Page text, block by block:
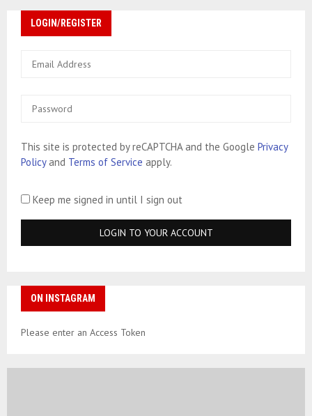
LOGIN/REGISTER
This site is protected by reCAPTCHA and the Google Privacy
Policyand Terms of Service apply.
Keep me signed in until I sign out
ON INSTAGRAM
Please enter an Access Token